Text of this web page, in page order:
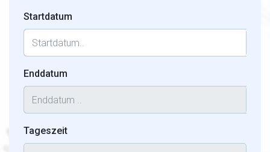
Startdatum
Enddatum
Tageszeit